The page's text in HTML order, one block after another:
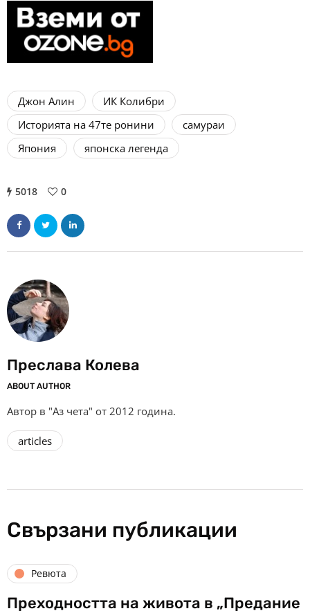
Джон Алин
ИК Колибри
Историята на 47те ронини
самураи
Япония
японска легенда
5018 0
Преслава Колева
ABOUT AUTHOR
Автор в "Аз чета" от 2012 година.
articles
Свързани публикации
Ревюта
Преходността на живота в „Предание